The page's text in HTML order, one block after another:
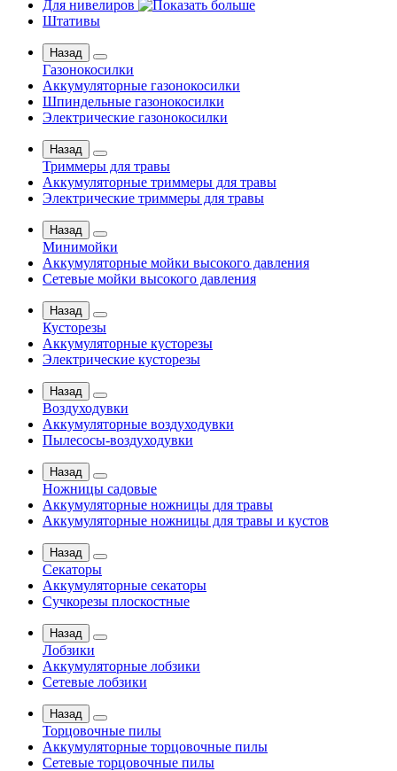
Для нивелиров
Штативы
Назад
Газонокосилки
Аккумуляторные газонокосилки
Шпиндельные газонокосилки
Электрические газонокосилки
Назад
Триммеры для травы
Аккумуляторные триммеры для травы
Электрические триммеры для травы
Назад
Минимойки
Аккумуляторные мойки высокого давления
Сетевые мойки высокого давления
Назад
Кусторезы
Аккумуляторные кусторезы
Электрические кусторезы
Назад
Воздуходувки
Аккумуляторные воздуходувки
Пылесосы-воздуходувки
Назад
Ножницы садовые
Аккумуляторные ножницы для травы
Аккумуляторные ножницы для травы и кустов
Назад
Секаторы
Аккумуляторные секаторы
Сучкорезы плоскостные
Назад
Лобзики
Аккумуляторные лобзики
Сетевые лобзики
Назад
Торцовочные пилы
Аккумуляторные торцовочные пилы
Сетевые торцовочные пилы